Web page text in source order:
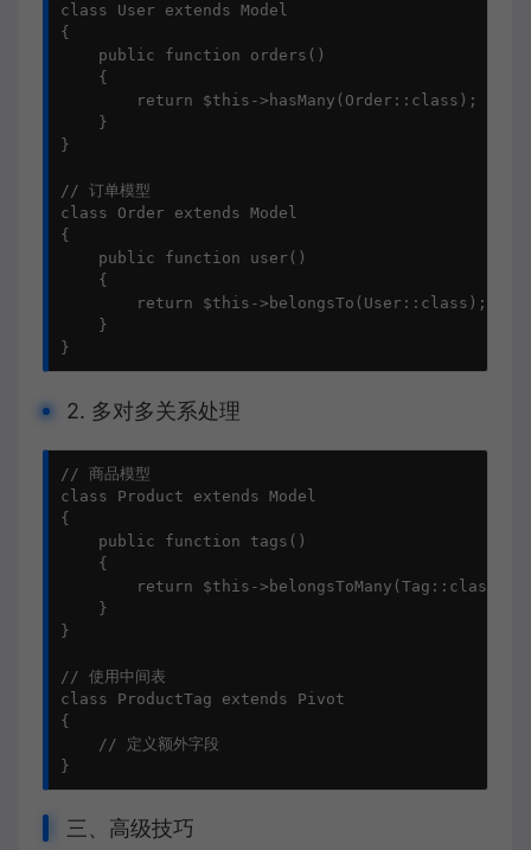
class User extends Model
{
    public function orders()
    {
        return $this->hasMany(Order::class);
    }
}
// 订单模型
class Order extends Model
{
    public function user()
    {
        return $this->belongsTo(User::class);
    }
}
2. 多对多关系处理
// 商品模型
class Product extends Model
{
    public function tags()
    {
        return $this->belongsToMany(Tag::class);
    }
}
// 使用中间表
class ProductTag extends Pivot
{
    // 定义额外字段
}
三、高级技巧